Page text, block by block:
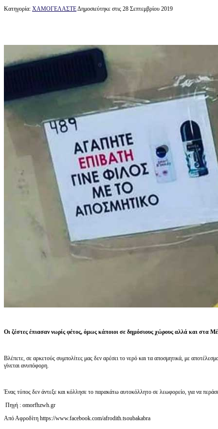
Κατηγορία: ΧΑΜΟΓΕΛΑΣΤΕΔημοσιεύτηκε στις 28 Σεπτεμβρίου 2019
Οι ζέστες έπιασαν νωρίς φέτος, όμως κάποιοι σε δημόσιους χώρους αλλά και στα
Βλέπετε, σε αρκετούς συμπολίτες μας δεν αρέσει το νερό και τα αποσμητικά, με
γίνεται ανυπόφορη.
Ένας τύπος δεν άντεξε και κόλλησε το παρακάτω αυτοκόλλητο σε λεωφορείο, για να
Πηγή : omorfhzwh.gr
Από Αφροδίτη https://www.facebook.com/afrodith.tsoubakabra